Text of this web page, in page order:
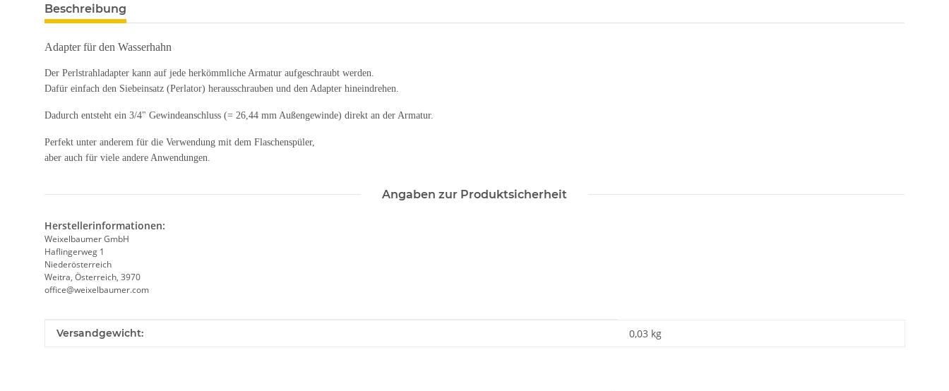
Beschreibung
Adapter für den Wasserhahn
Der Perlstrahladapter kann auf jede herkömmliche Armatur aufgeschraubt werden.
Dafür einfach den Siebeinsatz (Perlator) herausschrauben und den Adapter hineindrehen.
Dadurch entsteht ein 3/4" Gewindeanschluss (= 26,44 mm Außengewinde) direkt an der Armatur.
Perfekt unter anderem für die Verwendung mit dem Flaschenspüler,
aber auch für viele andere Anwendungen.
Angaben zur Produktsicherheit
Herstellerinformationen:
Weixelbaumer GmbH
Haflingerweg 1
Niederösterreich
Weitra, Österreich, 3970
office@weixelbaumer.com
Produkteigenschaft
Wert
Versandgewicht: 0,03 kg